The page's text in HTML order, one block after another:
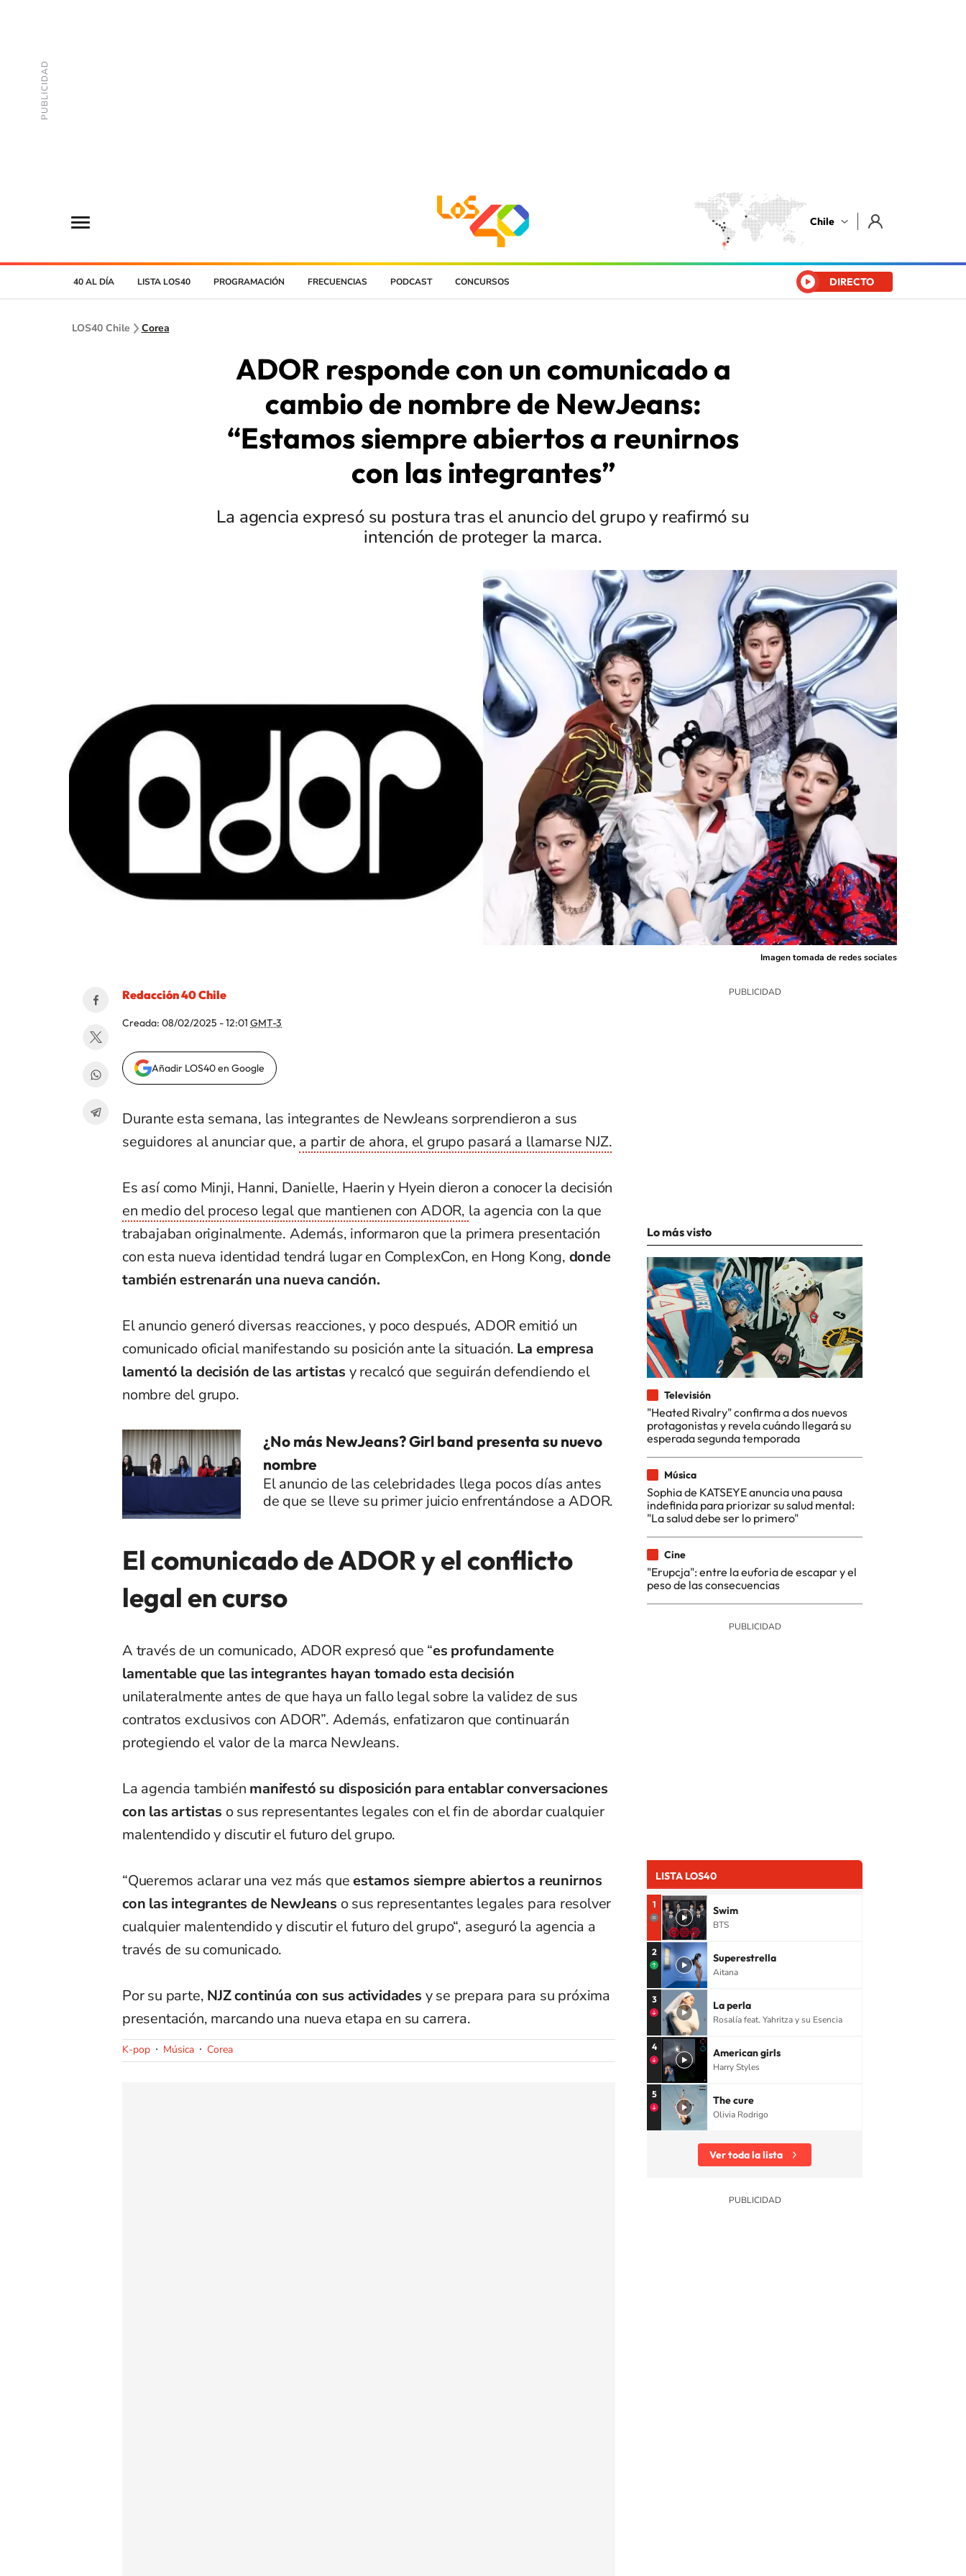
Chile
40 AL DÍA LISTA LOS40 PROGRAMACIÓN FRECUENCIAS PODCAST CONCURSOS DIRECTO
LOS40 Chile Corea
ADOR responde con un comunicado a
cambio de nombre de NewJeans:
“Estamos siempre abiertos a reunirnos
con las integrantes”
La agencia expresó su postura tras el anuncio del grupo y reafirmó su
intención de proteger la marca.
Imagen tomada de redes sociales
Redacción 40 Chile
Creada: 08/02/2025 - 12:01 GMT-3
Añadir LOS40 en Google
Durante esta semana, las integrantes de NewJeans sorprendieron a sus
seguidores al anunciar que, a partir de ahora, el grupo pasará a llamarse NJZ.
Es así como Minji, Hanni, Danielle, Haerin y Hyein dieron a conocer la decisión
en medio del proceso legal que mantienen con ADOR, la agencia con la que
trabajaban originalmente. Además, informaron que la primera presentación
con esta nueva identidad tendrá lugar en ComplexCon, en Hong Kong, donde
también estrenarán una nueva canción.
El anuncio generó diversas reacciones, y poco después, ADOR emitió un
comunicado oficial manifestando su posición ante la situación. La empresa
lamentó la decisión de las artistas y recalcó que seguirán defendiendo el
nombre del grupo.
¿No más NewJeans? Girl band presenta su nuevo
nombre
El anuncio de las celebridades llega pocos días antes
de que se lleve su primer juicio enfrentándose a ADOR.
El comunicado de ADOR y el conflicto
legal en curso
A través de un comunicado, ADOR expresó que “es profundamente
lamentable que las integrantes hayan tomado esta decisión
unilateralmente antes de que haya un fallo legal sobre la validez de sus
contratos exclusivos con ADOR”. Además, enfatizaron que continuarán
protegiendo el valor de la marca NewJeans.
La agencia también manifestó su disposición para entablar conversaciones
con las artistas o sus representantes legales con el fin de abordar cualquier
malentendido y discutir el futuro del grupo.
“Queremos aclarar una vez más queestamos siempre abiertos a reunirnos
con las integrantes de NewJeans o sus representantes legales para resolver
cualquier malentendido y discutir el futuro del grupo“, aseguró la agencia a
través de su comunicado.
Por su parte, NJZ continúa con sus actividades y se prepara para su próxima
presentación, marcando una nueva etapa en su carrera.
K-pop Música Corea
Lo más visto
Televisión
"Heated Rivalry" confirma a dos nuevos
protagonistas y revela cuándo llegará su
esperada segunda temporada
Música
Sophia de KATSEYE anuncia una pausa
indefinida para priorizar su salud mental:
"La salud debe ser lo primero"
Cine
"Erupcja": entre la euforia de escapar y el
peso de las consecuencias
LISTA LOS40
1 Swim
BTS
2 Superestrella
Aitana
3 La perla
Rosalía feat. Yahritza y su Esencia
4 American girls
Harry Styles
5 The cure
Olivia Rodrigo
Ver toda la lista